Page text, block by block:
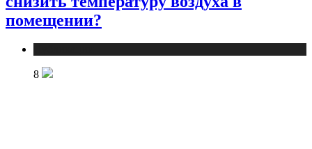
помещении?
8